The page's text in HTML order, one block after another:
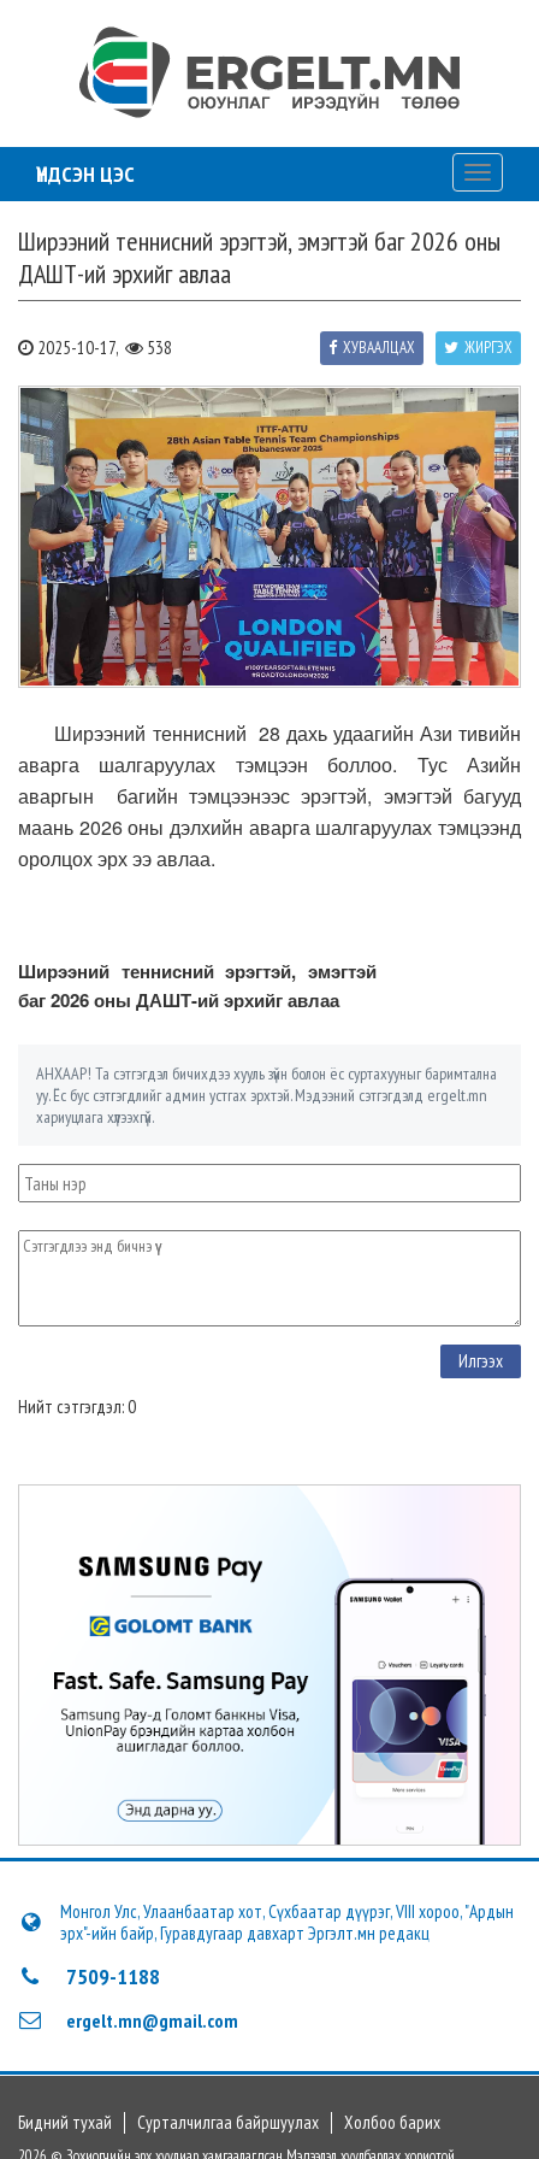
ҮНДСЭН ЦЭС
Toggle
Ширээний теннисний эрэгтэй, эмэгтэй баг 2026 оны
ДАШТ-ий эрхийг авлаа
2025-10-17, 538 ЖИРГЭХ
ХУВААЛЦАХ
Ширээний теннисний 28 дахь удаагийн Ази тивийн
аварга шалгаруулах тэмцээн боллоо. Тус Азийн
аваргын багийн тэмцээнээс эрэгтэй, эмэгтэй багууд
маань 2026 оны дэлхийн аварга шалгаруулах тэмцээнд
оролцох эрх ээ авлаа.
Ширээний теннисний эрэгтэй, эмэгтэй
баг 2026 оны ДАШТ-ий эрхийг авлаа
АНХААР! Та сэтгэгдэл бичихдээ хууль зүйн болон ёс суртахууныг баримтална
уу. Ёс бус сэтгэгдлийг админ устгах эрхтэй. Мэдээний сэтгэгдэлд ergelt.mn
хариуцлага хүлээхгүй.
Нийт сэтгэгдэл: 0
Монгол Улс, Улаанбаатар хот, Сүхбаатар дүүрэг, VIII хороо, "Ардын
эрх"-ийн байр, Гуравдугаар давхарт Эргэлт.мн редакц
7509-1188
ergelt.mn@gmail.com
Бидний тухай Сурталчилгаа байршуулах Холбоо барих